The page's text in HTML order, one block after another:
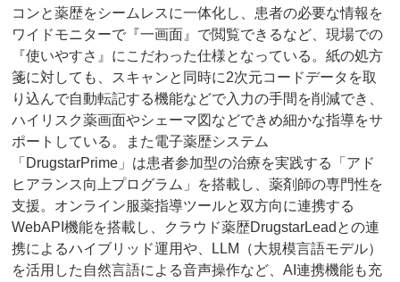
コンと薬歴をシームレスに一体化し、患者の必要な情報を
ワイドモニターで『一画面』で閲覧できるなど、現場での
『使いやすさ』にこだわった仕様となっている。紙の処方
箋に対しても、スキャンと同時に2次元コードデータを取
り込んで自動転記する機能などで入力の手間を削減でき、
ハイリスク薬画面やシェーマ図などできめ細かな指導をサ
ポートしている。また電子薬歴システム
「DrugstarPrime」は患者参加型の治療を実践する「アド
ヒアランス向上プログラム」を搭載し、薬剤師の専門性を
支援。オンライン服薬指導ツールと双方向に連携する
WebAPI機能を搭載し、クラウド薬歴DrugstarLeadとの連
携によるハイブリッド運用や、LLM（大規模言語モデル）
を活用した自然言語による音声操作など、AI連携機能も充